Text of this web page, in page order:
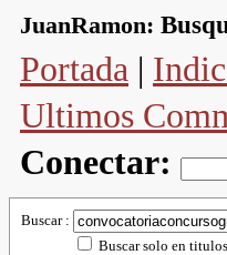
JuanRamon:
Portada |
Ultimos
Conectar:
Buscar :
Buscar solo en titulos